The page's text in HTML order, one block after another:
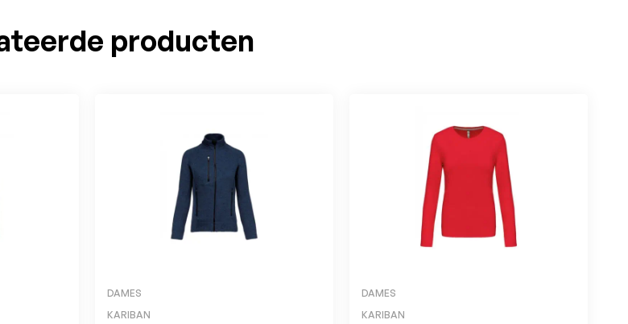
producten
DAMES
KARIBAN
DAMES
KARIBAN